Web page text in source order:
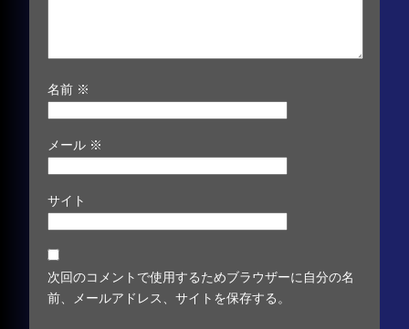
名前 ※
メール ※
サイト
次回のコメントで使用するためブラウザーに自分の名
前、メールアドレス、サイトを保存する。